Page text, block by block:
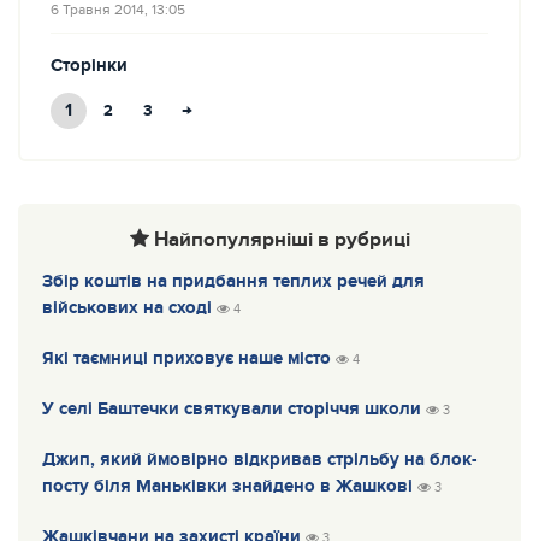
6 Травня 2014, 13:05
Сторінки
1 2 3 →
Найпопулярніші в рубриці
Збір коштів на придбання теплих речей для
військових на сході
4
Які таємниці приховує наше місто 4
У селі Баштечки святкували сторіччя школи 3
Джип, який ймовірно відкривав стрільбу на блок-
посту біля Маньківки знайдено в Жашкові
3